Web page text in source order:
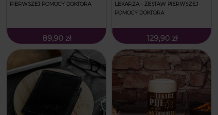
PIERWSZEJ POMOCY DOKTORA
89,90 zł
LEKARZA - ZESTAW PIERWSZEJ
POMOCY DOKTORA
129,90 zł